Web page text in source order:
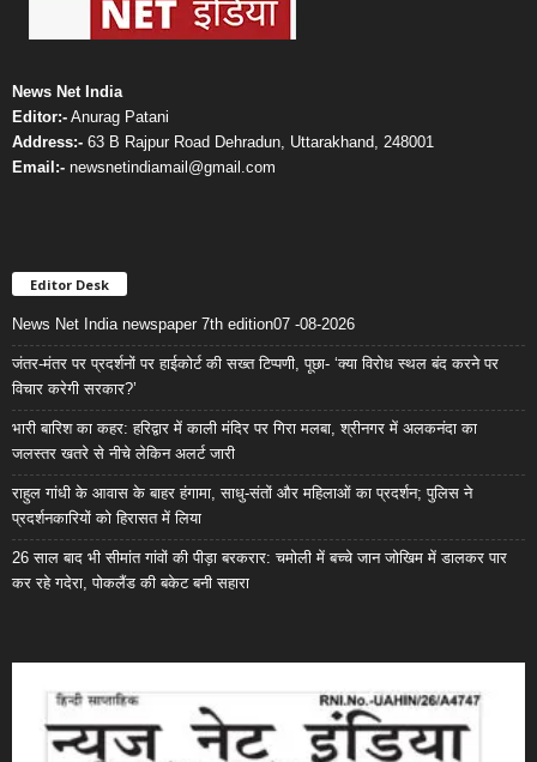
News Net India
Editor:- Anurag Patani
Address:- 63 B Rajpur Road Dehradun, Uttarakhand, 248001
Email:- newsnetindiamail@gmail.com
Editor Desk
News Net India newspaper 7th edition07 -08-2026
जंतर-मंतर पर प्रदर्शनों पर हाईकोर्ट की सख्त टिप्पणी, पूछा- ‘क्या विरोध स्थल बंद करने पर
विचार करेगी सरकार?’
भारी बारिश का कहर: हरिद्वार में काली मंदिर पर गिरा मलबा, श्रीनगर में अलकनंदा का
जलस्तर खतरे से नीचे लेकिन अलर्ट जारी
राहुल गांधी के आवास के बाहर हंगामा, साधु-संतों और महिलाओं का प्रदर्शन; पुलिस ने
प्रदर्शनकारियों को हिरासत में लिया
26 साल बाद भी सीमांत गांवों की पीड़ा बरकरार: चमोली में बच्चे जान जोखिम में डालकर पार
कर रहे गदेरा, पोकलैंड की बकेट बनी सहारा